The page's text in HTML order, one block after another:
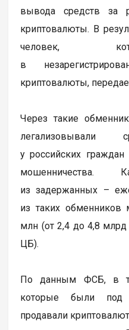
вывода средств за
криптовалюты. В
человек,
в
криптовалюты,
Через такие
легализовывали
у российских
из задержанных –
из таких обменников
млн (от 2,4 до 4,8
ЦБ).
По данным ФСБ, в
которые были под
продавали